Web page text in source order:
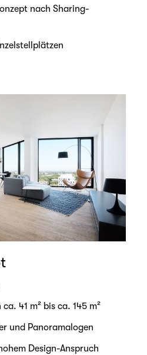
nach Sharing-
41 m² bis ca. 145 m²
und Panoramalogen
Design-Anspruch